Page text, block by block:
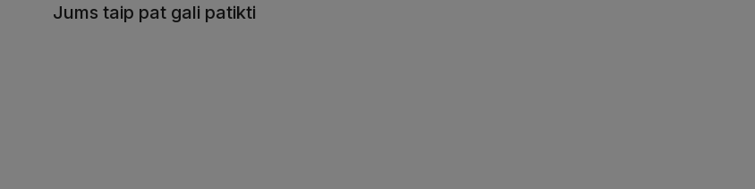
Jums taip pat gali patikti